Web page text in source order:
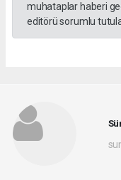
muhataplar haberi
editörü sorumlu